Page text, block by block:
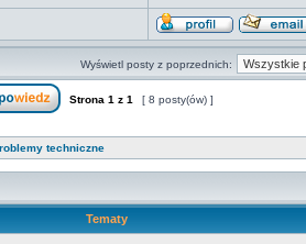
Wyświetl posty z poprzednich:
Strona 1 z 1 [ 8 posty(ów) ]
techniczne
Tematy